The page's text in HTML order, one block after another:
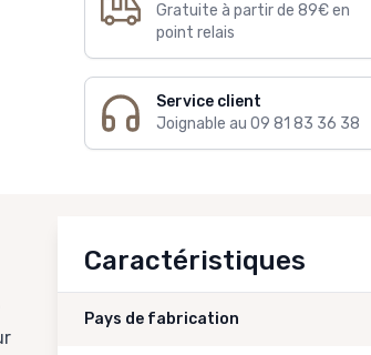
Gratuite à partir de 89€ en
point relais
Service client
Joignable au 09 81 83 36 38
Caractéristiques
Pays de fabrication